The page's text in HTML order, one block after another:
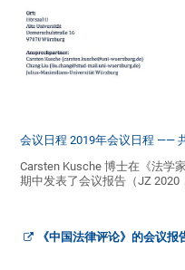
会议日程 2019年会议日程 ——
Carsten Kusche 博士在《法学
期中发表了会议报告（JZ 2020
《中国法律评论》的会议报